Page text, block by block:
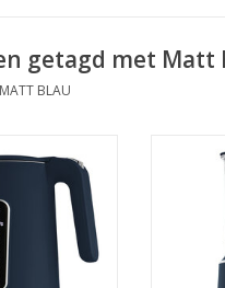
Presentatie
getagd met Matt
MATT BLAU